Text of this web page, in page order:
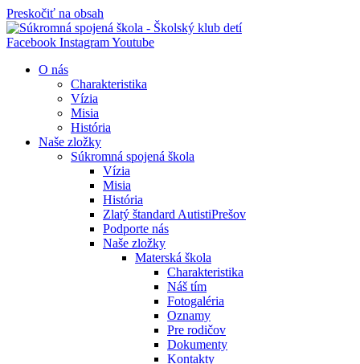
Preskočiť na obsah
Facebook InstagramYoutube
O nás
Charakteristika
Vízia
Misia
História
Naše zložky
Súkromná spojená škola
Vízia
Misia
História
Zlatý štandard AutistiPrešov
Podporte nás
Naše zložky
Materská škola
Charakteristika
Náš tím
Fotogaléria
Oznamy
Pre rodičov
Dokumenty
Kontakty